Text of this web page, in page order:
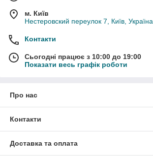
м. Київ
Нестеровский переулок 7, Київ, Україна
Контакти
Сьогодні працює з 10:00 до 19:00
Показати весь графік роботи
Про нас
Контакти
Доставка та оплата